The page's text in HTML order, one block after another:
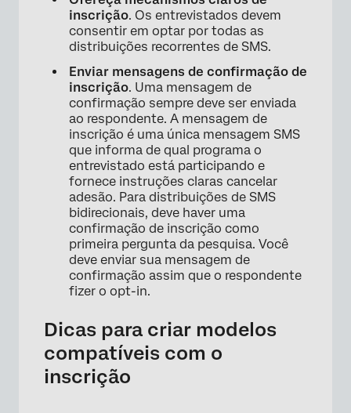
inscrição. Os entrevistados devem
consentir em optar por todas as
distribuições recorrentes de SMS.
Enviar mensagens de confirmação de
inscrição. Uma mensagem de
confirmação sempre deve ser enviada
ao respondente. A mensagem de
inscrição é uma única mensagem SMS
que informa de qual programa o
entrevistado está participando e
fornece instruções claras cancelar
adesão. Para distribuições de SMS
bidirecionais, deve haver uma
confirmação de inscrição como
primeira pergunta da pesquisa. Você
deve enviar sua mensagem de
confirmação assim que o respondente
fizer o opt-in.
Dicas para criar modelos
compatíveis com o
inscrição